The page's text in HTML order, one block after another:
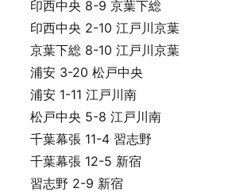
印西中央 8-9 京葉下総
印西中央 2-10 江戸川京葉
京葉下総 8-10 江戸川京葉
浦安 3-20 松戸中央
浦安 1-11 江戸川南
松戸中央 5-8 江戸川南
千葉幕張 11-4 習志野
千葉幕張 12-5 新宿
習志野 2-9 新宿